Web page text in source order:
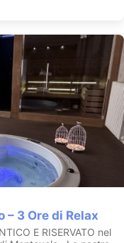
– 3 Ore di Relax
E RISERVATO nel